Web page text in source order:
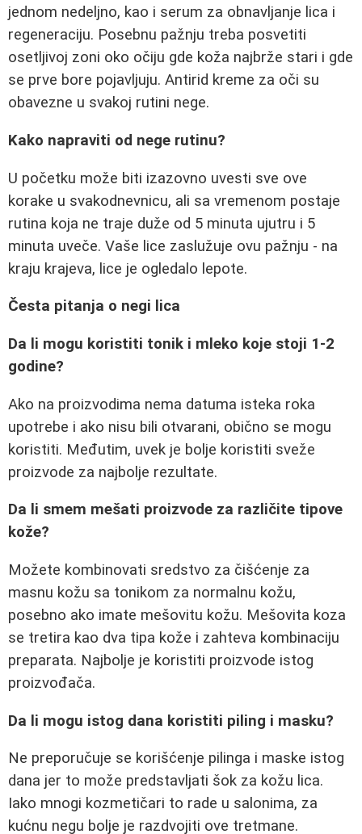
jednom nedeljno, kao i serum za obnavljanje lica i
regeneraciju. Posebnu pažnju treba posvetiti
osetljivoj zoni oko očiju gde koža najbrže stari i gde
se prve bore pojavljuju. Antirid kreme za oči su
obavezne u svakoj rutini nege.
Kako napraviti od nege rutinu?
U početku može biti izazovno uvesti sve ove
korake u svakodnevnicu, ali sa vremenom postaje
rutina koja ne traje duže od 5 minuta ujutru i 5
minuta uveče. Vaše lice zaslužuje ovu pažnju - na
kraju krajeva, lice je ogledalo lepote.
Česta pitanja o negi lica
Da li mogu koristiti tonik i mleko koje stoji 1-2
godine?
Ako na proizvodima nema datuma isteka roka
upotrebe i ako nisu bili otvarani, obično se mogu
koristiti. Međutim, uvek je bolje koristiti sveže
proizvode za najbolje rezultate.
Da li smem mešati proizvode za različite tipove
kože?
Možete kombinovati sredstvo za čišćenje za
masnu kožu sa tonikom za normalnu kožu,
posebno ako imate mešovitu kožu. Mešovita koza
se tretira kao dva tipa kože i zahteva kombinaciju
preparata. Najbolje je koristiti proizvode istog
proizvođača.
Da li mogu istog dana koristiti piling i masku?
Ne preporučuje se korišćenje pilinga i maske istog
dana jer to može predstavljati šok za kožu lica.
Iako mnogi kozmetičari to rade u salonima, za
kućnu negu bolje je razdvojiti ove tretmane.